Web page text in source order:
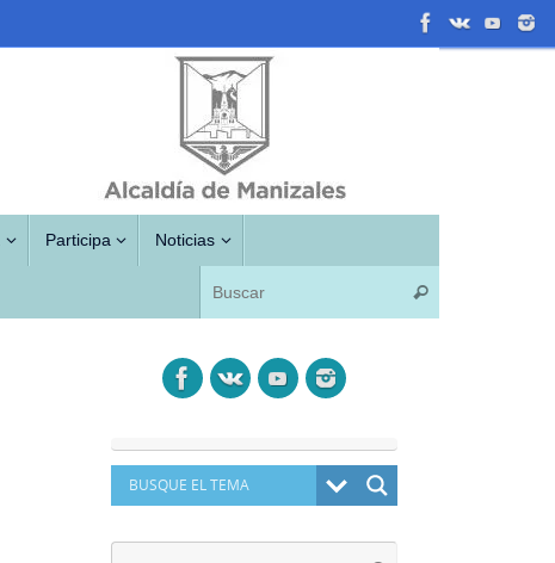
Participa Noticias
Buscar